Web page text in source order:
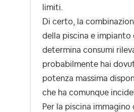
limiti.
Di certo, la
della piscina e impianto
determina consumi
probabilmente hai
potenza massima
che ha comunque
Per la piscina immagino